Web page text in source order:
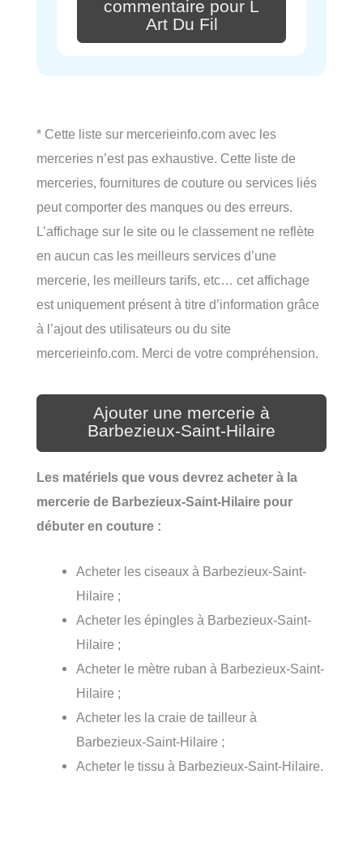
commentaire pour L
Art Du Fil
* Cette liste sur mercerieinfo.com avec les
merceries n’est pas exhaustive. Cette liste de
merceries, fournitures de couture ou services liés
peut comporter des manques ou des erreurs.
L’affichage sur le site ou le classement ne reflète
en aucun cas les meilleurs services d’une
mercerie, les meilleurs tarifs, etc… cet affichage
est uniquement présent à titre d’information grâce
à l’ajout des utilisateurs ou du site
mercerieinfo.com. Merci de votre compréhension.
Ajouter une mercerie à
Barbezieux-Saint-Hilaire
Les matériels que vous devrez acheter à la
mercerie de Barbezieux-Saint-Hilaire pour
débuter en couture :
Acheter les ciseaux à Barbezieux-Saint-
Hilaire ;
Acheter les épingles à Barbezieux-Saint-
Hilaire ;
Acheter le mètre ruban à Barbezieux-Saint-
Hilaire ;
Acheter les la craie de tailleur à
Barbezieux-Saint-Hilaire ;
Acheter le tissu à Barbezieux-Saint-Hilaire.